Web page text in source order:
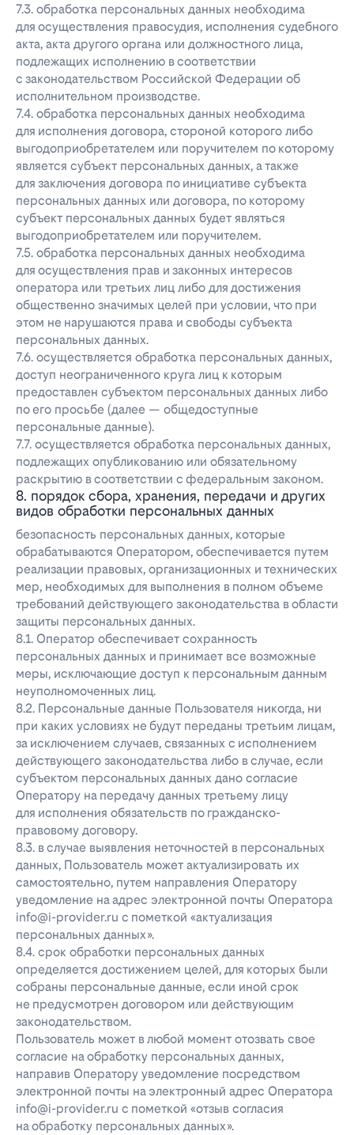
7.3. обработка персональных данных необходима
для осуществления правосудия, исполнения судебного
акта, акта другого органа или должностного лица,
подлежащих исполнению в соответствии
с законодательством Российской Федерации об
исполнительном производстве.
7.4. обработка персональных данных необходима
для исполнения договора, стороной которого либо
выгодоприобретателем или поручителем по которому
является субъект персональных данных, а также
для заключения договора по инициативе субъекта
персональных данных или договора, по которому
субъект персональных данных будет являться
выгодоприобретателем или поручителем.
7.5. обработка персональных данных необходима
для осуществления прав и законных интересов
оператора или третьих лиц либо для достижения
общественно значимых целей при условии, что при
этом не нарушаются права и свободы субъекта
персональных данных.
7.6. осуществляется обработка персональных данных,
доступ неограниченного круга лиц к которым
предоставлен субъектом персональных данных либо
по его просьбе (далее — общедоступные
персональные данные).
7.7. осуществляется обработка персональных данных,
подлежащих опубликованию или обязательному
раскрытию в соответствии с федеральным законом.
8. порядок сбора, хранения, передачи и других
видов обработки персональных данных
безопасность персональных данных, которые
обрабатываются Оператором, обеспечивается путем
реализации правовых, организационных и технических
мер, необходимых для выполнения в полном объеме
требований действующего законодательства в области
защиты персональных данных.
8.1. Оператор обеспечивает сохранность
персональных данных и принимает все возможные
меры, исключающие доступ к персональным данным
неуполномоченных лиц.
8.2. Персональные данные Пользователя никогда, ни
при каких условиях не будут переданы третьим лицам,
за исключением случаев, связанных с исполнением
действующего законодательства либо в случае, если
субъектом персональных данных дано согласие
Оператору на передачу данных третьему лицу
для исполнения обязательств по гражданско-
правовому договору.
8.3. в случае выявления неточностей в персональных
данных, Пользователь может актуализировать их
самостоятельно, путем направления Оператору
уведомление на адрес электронной почты Оператора
info@i-provider.ru с пометкой «актуализация
персональных данных».
8.4. срок обработки персональных данных
определяется достижением целей, для которых были
собраны персональные данные, если иной срок
не предусмотрен договором или действующим
законодательством.
Пользователь может в любой момент отозвать свое
согласие на обработку персональных данных,
направив Оператору уведомление посредством
электронной почты на электронный адрес Оператора
info@i-provider.ru с пометкой «отзыв согласия
на обработку персональных данных».